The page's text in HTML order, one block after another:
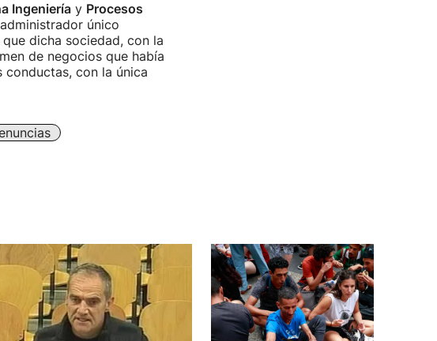
Ingenieríay Procesos
único
dicha sociedad, con la
de negocios que había
con la única